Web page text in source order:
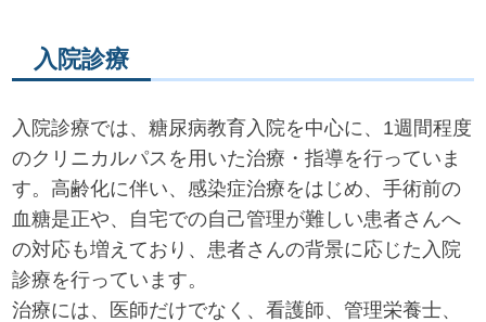
入院診療
入院診療では、糖尿病教育入院を中心に、1週間程度
のクリニカルパスを用いた治療・指導を行っていま
す。高齢化に伴い、感染症治療をはじめ、手術前の
血糖是正や、自宅での自己管理が難しい患者さんへ
の対応も増えており、患者さんの背景に応じた入院
診療を行っています。
治療には、医師だけでなく、看護師、管理栄養士、